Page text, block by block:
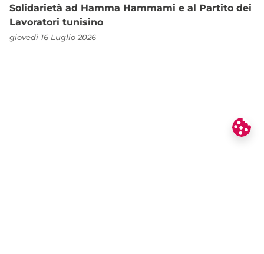
Solidarietà ad Hamma Hammami e al Partito dei
Lavoratori tunisino
giovedì 16 Luglio 2026